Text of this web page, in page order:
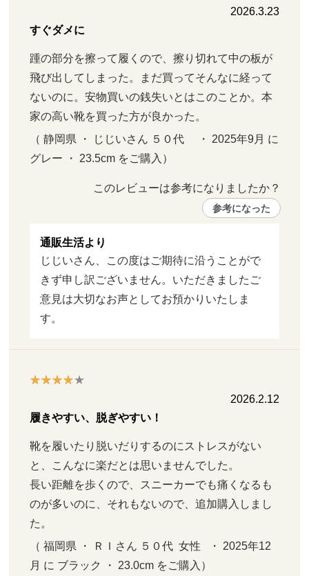
2026.3.23
すぐダメに
踵の部分を擦って履くので、擦り切れて中の板が
飛び出してしまった。まだ買ってそんなに経って
ないのに。安物買いの銭失いとはこのことか。本
家の高い靴を買った方が良かった。
（ 静岡県 ・ じじいさん ５０代     ・ 2025年9月 に
グレー ・ 23.5cm をご購入）
このレビューは参考になりましたか？
参考になった
通販生活より
じじいさん、この度はご期待に沿うことがで
きず申し訳ございません。いただきましたご
意見は大切なお声としてお預かりいたしま
す。
2026.2.12
履きやすい、脱ぎやすい！
靴を履いたり脱いだりするのにストレスがない
と、こんなに楽だとは思いませんでした。
長い距離を歩くので、スニーカーでも痛くなるも
のが多いのに、それもないので、追加購入しまし
た。
（ 福岡県 ・ ＲＩさん ５０代  女性   ・ 2025年12
月 に ブラック ・ 23.0cm をご購入）